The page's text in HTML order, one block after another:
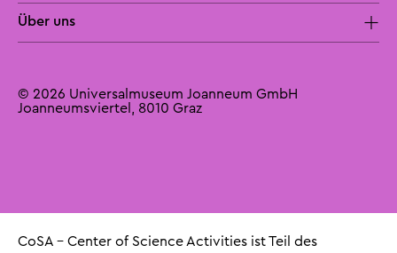
Über uns
© 2026 Universalmuseum Joanneum GmbH
Joanneumsviertel, 8010 Graz
CoSA – Center of Science Activities ist Teil des